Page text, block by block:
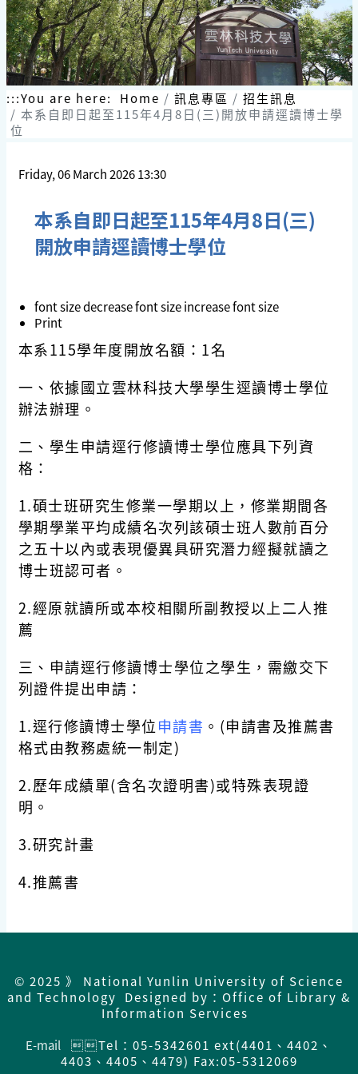
:::You are here: Home 訊息專區
招生訊息
本系自即日起至115年4月8日(三)開放申請逕讀博士學
位
Friday, 06 March 2026 13:30
本系自即日起至115年4月8日(三)
開放申請逕讀博士學位
font sizedecrease font size increase font size
Print
本系115學年度開放名額：1名
一、依據國立雲林科技大學學生逕讀博士學位
辦法辦理。
二、學生申請逕行修讀博士學位應具下列資
格：
1.碩士班研究生修業一學期以上，修業期間各
學期學業平均成績名次列該碩士班人數前百分
之五十以內或表現優異具研究潛力經擬就讀之
博士班認可者。
2.經原就讀所或本校相關所副教授以上二人推
薦
三、申請逕行修讀博士學位之學生，需繳交下
列證件提出申請：
1.逕行修讀博士學位申請書 。(申請書及推薦書
格式由教務處統一制定)
2.歷年成績單(含名次證明書)或特殊表現證
明。
3.研究計畫
4.推薦書
© 2025 》 National Yunlin University of Science
and Technology Designed by：Office of Library &
Information Services
E-mail
Tel：05-5342601 ext(4401、4402、
4403、4405、4479) Fax:05-5312069